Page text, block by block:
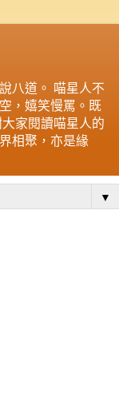
八道。 喵星人不
，嬉笑慢罵。既
家閱讀喵星人的
相聚，亦是緣
▼